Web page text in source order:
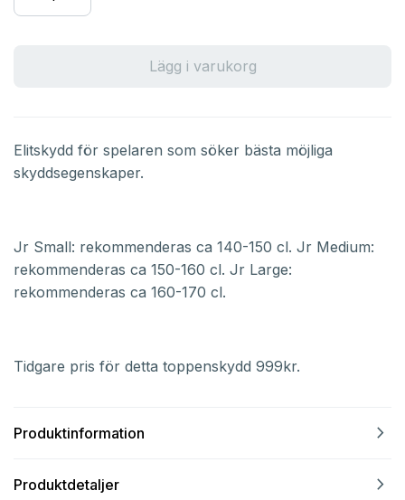
Lägg i varukorg
Elitskydd för spelaren som söker bästa möjliga
skyddsegenskaper.
Jr Small: rekommenderas ca 140-150 cl. Jr Medium:
rekommenderas ca 150-160 cl. Jr Large:
rekommenderas ca 160-170 cl.
Tidgare pris för detta toppenskydd 999kr.
Produktinformation navigate_next
Produktdetaljer navigate_next